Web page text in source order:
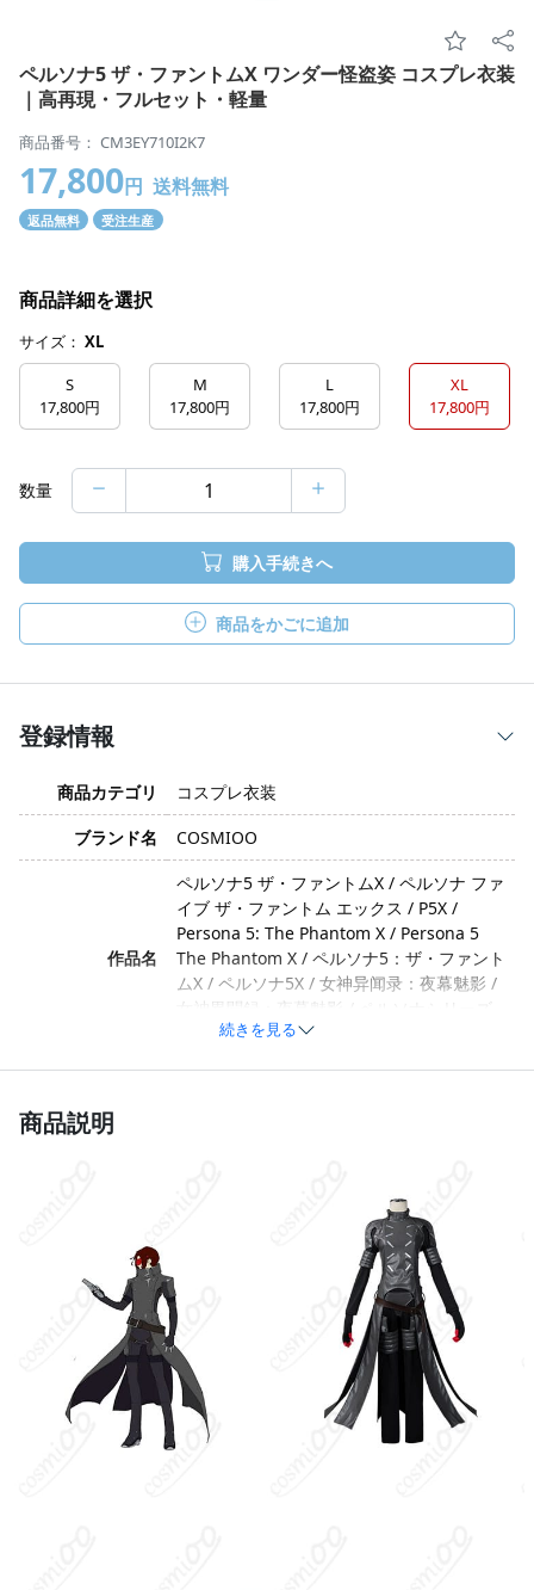
ペルソナ5 ザ・ファントムX ワンダー怪盗姿 コスプレ衣装
｜高再現・フルセット・軽量
商品番号： CM3EY710I2K7
17,800円 送料無料
返品無料 受注生産
商品詳細を選択
サイズ： XL
S
17,800円
M
17,800円
L
17,800円
XL
17,800円
数量
購入手続きへ
商品をかごに追加
登録情報
商品カテゴリ
コスプレ衣装
ブランド名
COSMIOO
作品名
ペルソナ5 ザ・ファントムX / ペルソナ ファ
イブ ザ・ファントム エックス / P5X /
Persona 5: The Phantom X / Persona 5
The Phantom X / ペルソナ5：ザ・ファント
ムX / ペルソナ5X / 女神异闻录：夜幕魅影 /
女神異聞録：夜幕魅影 / ペルソナシリーズ
（P5X）
ワンダー / Wonder / P5X主人公 / P5Xの主
た雰囲気・仲間想いのリーダー気質」「衣
素材
コットン、ポリエステル、合成皮革、天鵞
絨、スパンコール、光沢布、サテン、布製
ニット、シフォン（※素材は製造ロットや
工程の改良により異なる場合があります）
セット内容
トップス、インナー、手袋、ベルト、ズボ
ン、ブリーフ、腕飾り、太もも飾り（※セ
ット内容は製造ロットや工程の改良により
続きを見る
商品説明